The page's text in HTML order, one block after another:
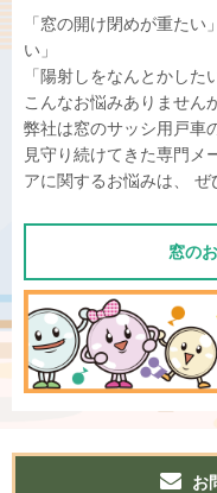
「窓の開け閉めが重たい
い」
「陽射しをなんとかした
こんなお悩みありません
弊社は窓のサッシ用戸車
見守り続けてきた専門メ
アに関するお悩みは、 ぜ
窓の
お